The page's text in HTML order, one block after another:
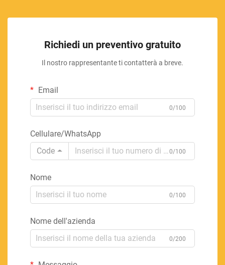
Richiedi un preventivo gratuito
Il nostro rappresentante ti contatterà a breve.
Email
0/100
Cellulare/WhatsApp
Code
0/100
Nome
0/100
Nome dell'azienda
0/200